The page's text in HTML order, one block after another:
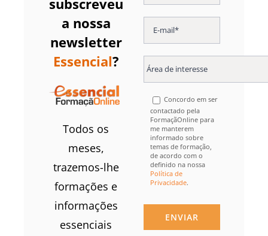
a nossa
newsletter
Essencial?
Todos os
meses,
trazemos-lhe
formações e
informações
essenciais
Concordo em ser
contactado pela
FormaçãOnline para
me manterem
informado sobre
temas de formação,
de acordo com o
definido na nossa
Política de
Privacidade.